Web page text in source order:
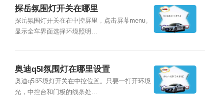
探岳氛围灯开关在哪里
探岳氛围灯开关在在中控屏里，点击屏幕menu。
显示全车界面选择环境照明...
奥迪q5l氛围灯在哪里设置
奥迪q5l环境灯开关在中控位置。只要一打开环境
光，中控台和门板的线条处...